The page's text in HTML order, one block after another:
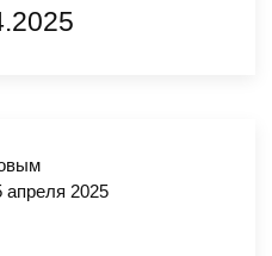
апреля 2025